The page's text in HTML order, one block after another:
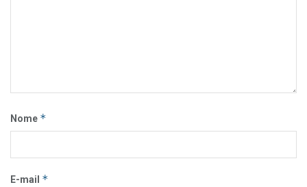
Nome *
E-mail *